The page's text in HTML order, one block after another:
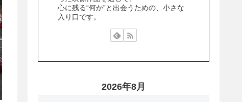
心に残る“何か”と出会うための、小さな
入り口です。
2026年8月